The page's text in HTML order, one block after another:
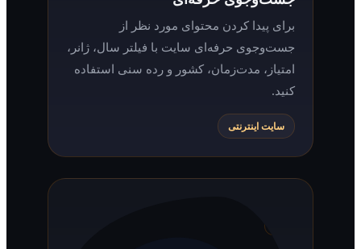
برای پیدا کردن محتوای مورد نظر از
جست‌وجوی حرفه‌ای سایت با فیلتر سال، ژانر،
امتیاز، مدت‌زمان، کشور و رده سنی استفاده
سایت اینترنتی